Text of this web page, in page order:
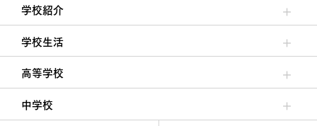
学校紹介
理事長/学園長メッセージ
安心して任せられる学校
沿革
施設・設備
大学合格実績
学校生活
クラブ活動・生徒会活動
夙川ブログ
制服紹介
夙川カレンダー
高等学校
高校校長からの挨拶
高校の教育方針／特色
特進コース／進学コース
年間行事
先輩たちの声・生徒たちの声
中学校
中学校長からの挨拶
中学校の教育方針／特色
Aコース／Bコース
年間行事
先輩たちの声・生徒たちの声